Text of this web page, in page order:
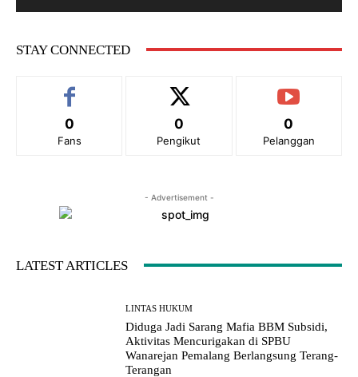
STAY CONNECTED
0
Fans
0
Pengikut
0
Pelanggan
- Advertisement -
LATEST ARTICLES
LINTAS HUKUM
Diduga Jadi Sarang Mafia BBM Subsidi,
Aktivitas Mencurigakan di SPBU
Wanarejan Pemalang Berlangsung Terang-
Terangan